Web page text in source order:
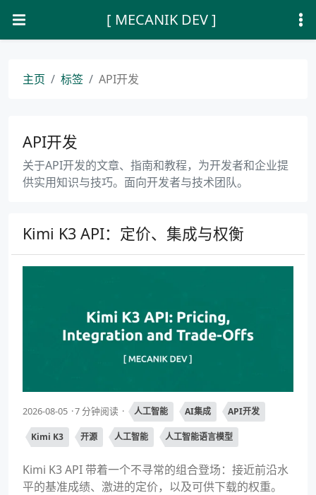
[ MECANIK DEV ]
主页 标签 API开发
API开发
关于API开发的文章、指南和教程，为开发者和企业提
供实用知识与技巧。面向开发者与技术团队。
Kimi K3 API：定价、集成与权衡
2026-08-05 7 分钟阅读 人工智能 AI集成 API开发
Kimi K3 开源 人工智能 人工智能语言模型
Kimi K3 API 带着一个不寻常的组合登场：接近前沿水
平的基准成绩、激进的定价，以及可供下载的权重。